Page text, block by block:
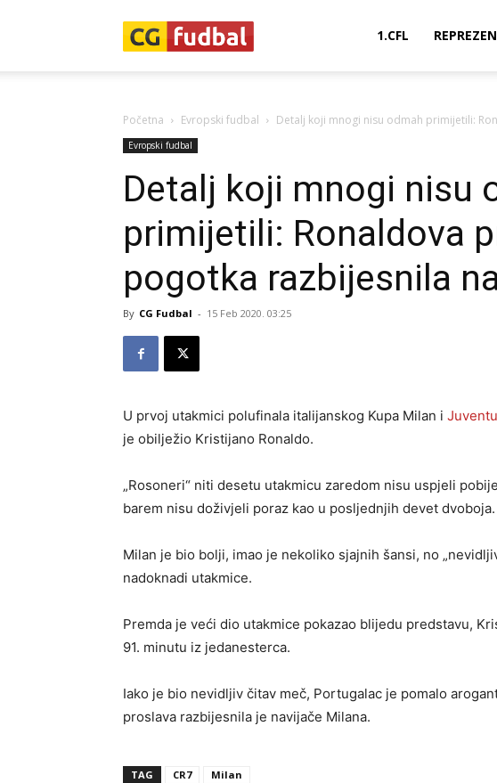
1.CFL
Početna Evropski fudbal Detalj koji mnogi nisu odmah primijetili:
Evropski fudbal
Detalj koji mnogi nisu
primijetili: Ronaldova
pogotka razbijesnila
By CG Fudbal - 15 Feb 2020. 03:25
U prvoj utakmici polufinala italijanskog Kupa Milan i
je obilježio Kristijano Ronaldo.
„Rosoneri“ niti desetu utakmicu zaredom nisu uspjeli
barem nisu doživjeli poraz kao u posljednjih devet dvoboja.
Milan je bio bolji, imao je nekoliko sjajnih šansi, no
nadoknadi utakmice.
Premda je veći dio utakmice pokazao blijedu predstavu,
91. minutu iz jedanesterca.
Iako je bio nevidljiv čitav meč, Portugalac je pomalo
proslava razbijesnila je navijače Milana.
TAG CR7 Milan